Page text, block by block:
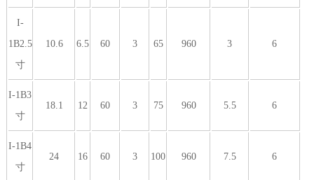
I-
1B2.5
寸
10.6 6.5 60 3 65 960 3 6
I-1B3
寸
18.1 12 60 3 75 960 5.5 6
I-1B4
寸
24 16 60 3 100 960 7.5 6